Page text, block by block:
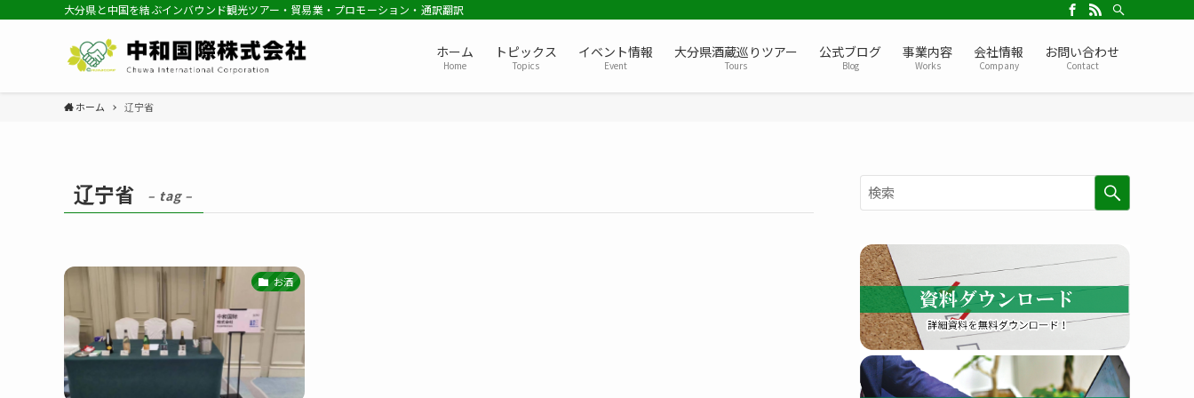
大分県と中国を結ぶインバウンド観光ツアー・貿易業・プロモーション・通訳翻訳
ホーム
Home
トピックス
Topics
イベント情報
Event
大分県酒蔵巡りツアー
Tours
公式ブログ
Blog
事業内容
Works
会社情報
Company
お問い合わせ
Contact
ホーム 辽宁省
辽宁省 – tag –
お酒
索